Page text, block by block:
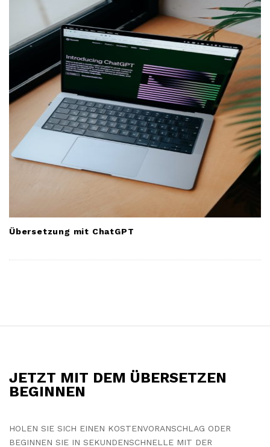
Übersetzung mit ChatGPT
JETZT MIT DEM ÜBERSETZEN
BEGINNEN
HOLEN SIE SICH EINEN KOSTENVORANSCHLAG ODER
BEGINNEN SIE IN SEKUNDENSCHNELLE MIT DER